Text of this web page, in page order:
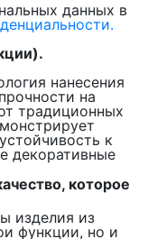
данных в
нанесения
на
традиционных
к
декоративные
которое
изделия из
функции, но и